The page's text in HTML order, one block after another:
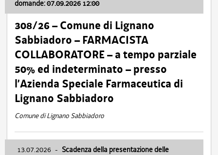
domande: 07.09.2026 12:00
308/26 – Comune di Lignano
Sabbiadoro – FARMACISTA
COLLABORATORE – a tempo parziale
50% ed indeterminato – presso
l’Azienda Speciale Farmaceutica di
Lignano Sabbiadoro
Comune di Lignano Sabbiadoro
13.07.2026 - Scadenza della presentazione delle